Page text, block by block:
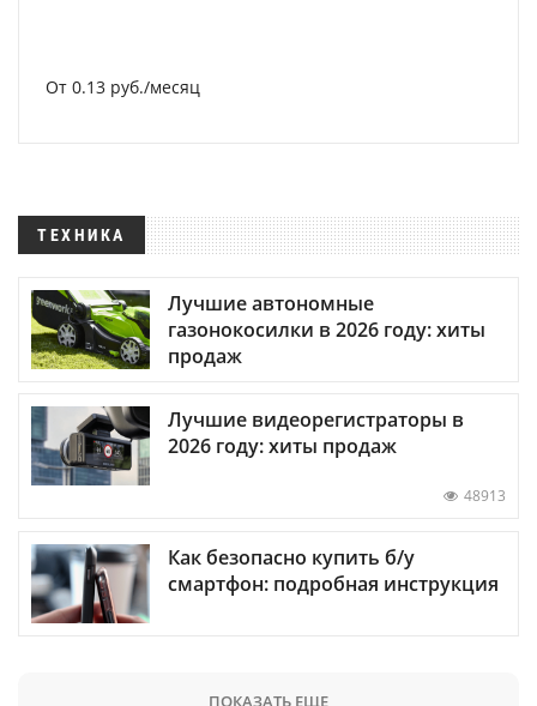
От 0.13 руб./месяц
ТЕХНИКА
Лучшие автономные
газонокосилки в 2026 году: хиты
продаж
Лучшие видеорегистраторы в
2026 году: хиты продаж
48913
Как безопасно купить б/у
смартфон: подробная инструкция
ПОКАЗАТЬ ЕЩЕ